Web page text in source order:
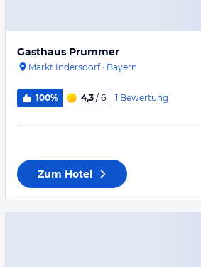
Gasthaus Prummer
Markt Indersdorf· Bayern
100% 4,3 / 6 1 Bewertung
Zum Hotel